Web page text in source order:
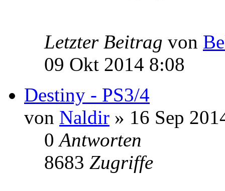
Letzter Beitrag von
09 Okt 2014 8:08
Destiny - PS3/4
von Naldir » 16 Sep
0Antworten
8683 Zugriffe